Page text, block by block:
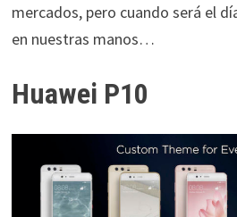
mercados, pero cuando será el
en nuestras manos…
Huawei P10